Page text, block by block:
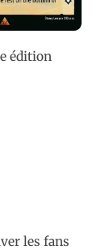
édition
les fans